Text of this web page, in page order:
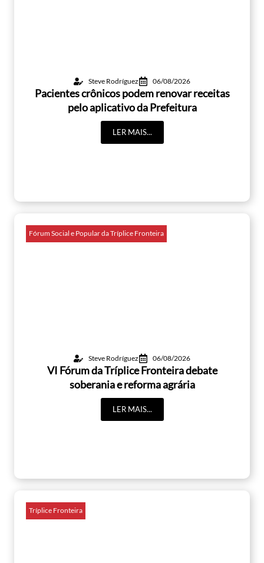
Steve Rodríguez 06/08/2026
Pacientes crônicos podem renovar receitas
pelo aplicativo da Prefeitura
LER MAIS...
Fórum Social e Popular da Tríplice Fronteira
Steve Rodríguez 06/08/2026
VI Fórum da Tríplice Fronteira debate
soberania e reforma agrária
LER MAIS...
Tríplice Fronteira